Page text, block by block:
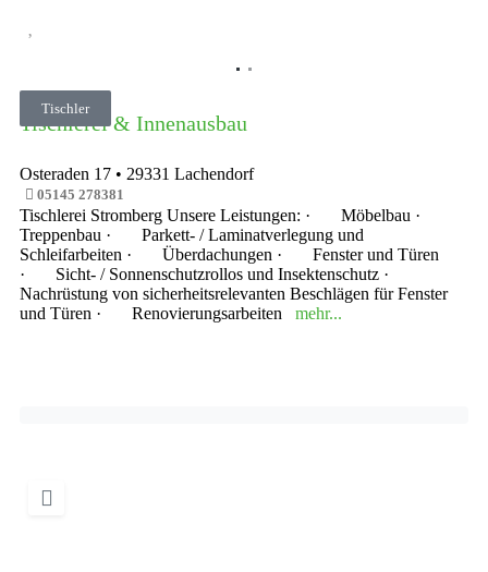
Tischler
Tischlerei & Innenausbau
Osteraden 17 • 29331 Lachendorf
05145 278381
Tischlerei Stromberg Unsere Leistungen: · Möbelbau ·
Treppenbau · Parkett- / Laminatverlegung und
Schleifarbeiten · Überdachungen · Fenster und Türen
· Sicht- / Sonnenschutzrollos und Insektenschutz ·
Nachrüstung von sicherheitsrelevanten Beschlägen für Fenster
und Türen · Renovierungsarbeiten mehr...